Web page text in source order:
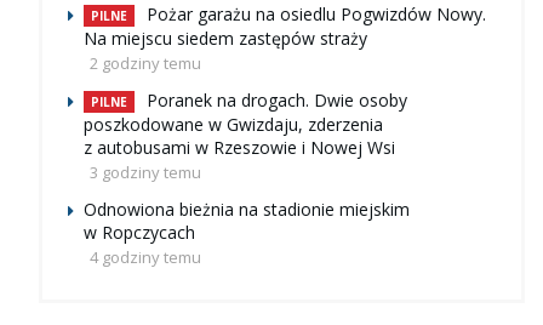
PILNE
Pożar garażu na osiedlu Pogwizdów Nowy.
Na miejscu siedem zastępów straży
2 godziny temu
PILNE
Poranek na drogach. Dwie osoby
poszkodowane w Gwizdaju, zderzenia
z autobusami w Rzeszowie i Nowej Wsi
3 godziny temu
Odnowiona bieżnia na stadionie miejskim
w Ropczycach
4 godziny temu